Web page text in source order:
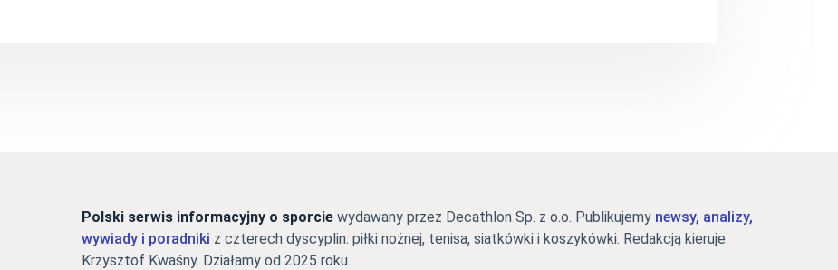
Polski serwis informacyjny o sporciewydawany przez Decathlon Sp. z o.o. Publikujemy newsy, analizy,
wywiady i poradniki z czterech dyscyplin: piłki nożnej, tenisa, siatkówki i koszykówki. Redakcją kieruje
Krzysztof Kwaśny. Działamy od 2025 roku.